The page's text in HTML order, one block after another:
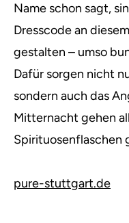
Name schon sagt,
Dresscode an
gestalten – umso
Dafür sorgen nicht
sondern auch das
Mitternacht gehen
Spirituosenflaschen
pure-stuttgart.de